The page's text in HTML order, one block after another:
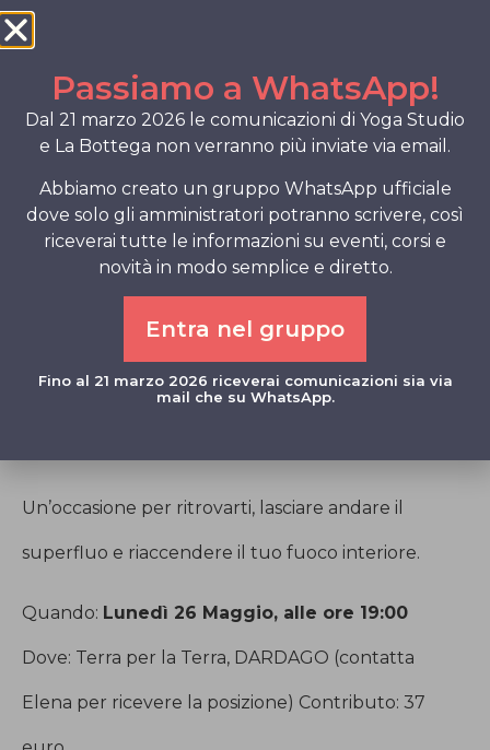
più e riaccendere la scintilla vitale.
Il fuoco è l’elemento della trasmutazione e da
secoli viene usato nelle culture tradizionali come
In questa serata, sarai guidato in un’esperienza
profonda di connessione, rilascio e rigenerazione.
è stato da lui ricevuto dal suo maestro Shri
Yogeeswara, e sarà trasmesso in forma autentica e
Un’occasione per ritrovarti, lasciare andare il
superfluo e riaccendere il tuo fuoco interiore.
Quando: Lunedì 26 Maggio, alle ore 19:00
Dove: Terra per la Terra, DARDAGO (contatta
Elena per ricevere la posizione) Contributo: 37
Passiamo a WhatsApp!
Dal 21 marzo 2026 le comunicazioni di Yoga Studio
e La Bottega non verranno più inviate via email.
Abbiamo creato un gruppo WhatsApp ufficiale
dove solo gli amministratori potranno scrivere, così
riceverai tutte le informazioni su eventi, corsi e
novità in modo semplice e diretto.
Entra nel gruppo
Fino al 21 marzo 2026 riceverai comunicazioni sia via
mail che su WhatsApp.